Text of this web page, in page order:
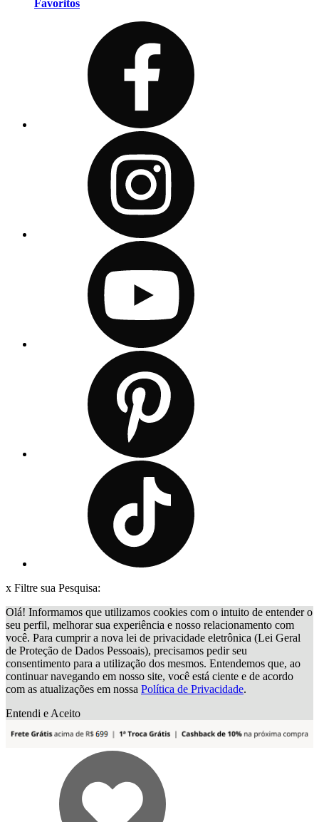
Favoritos
x Filtre sua Pesquisa:
Olá! Informamos que utilizamos cookies com o intuito de entender o
seu perfil, melhorar sua experiência e nosso relacionamento com
você. Para cumprir a nova lei de privacidade eletrônica (Lei Geral
de Proteção de Dados Pessoais), precisamos pedir seu
consentimento para a utilização dos mesmos. Entendemos que, ao
continuar navegando em nosso site, você está ciente e de acordo
com as atualizações em nossa Política de Privacidade.
Entendi e Aceito